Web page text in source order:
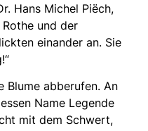
Hans Michel Piëch,
und der
einander an. Sie
Blume abberufen. An
Name Legende
mit dem Schwert,